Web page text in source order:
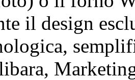
il design